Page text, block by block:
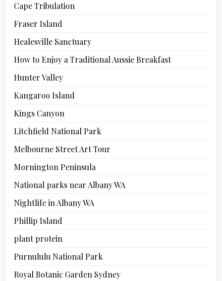
Cape Tribulation
Fraser Island
Healesville Sanctuary
How to Enjoy a Traditional Aussie Breakfast
Hunter Valley
Kangaroo Island
Kings Canyon
Litchfield National Park
Melbourne Street Art Tour
Mornington Peninsula
National parks near Albany WA
Nightlife in Albany WA
Phillip Island
plant protein
Purnululu National Park
Royal Botanic Garden Sydney